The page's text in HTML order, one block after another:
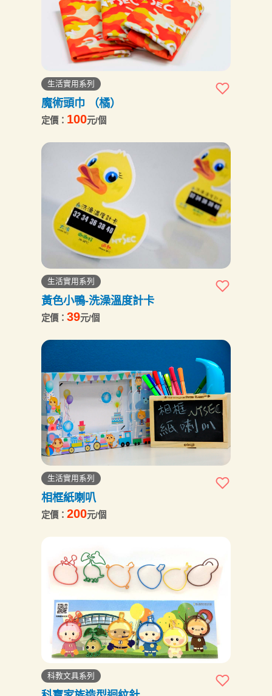
生活實用系列
魔術頭巾 （橘）
定價： 100元/個
生活實用系列
黃色小鴨-洗澡溫度計卡
定價：39元/個
生活實用系列
相框紙喇叭
定價：200元/個
科教文具系列